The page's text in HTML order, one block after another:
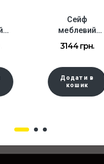
з
Сейф
меблевий
Ferocon
БС-30Е.П1.1013
замком
3144 грн.
Додати в
кошик